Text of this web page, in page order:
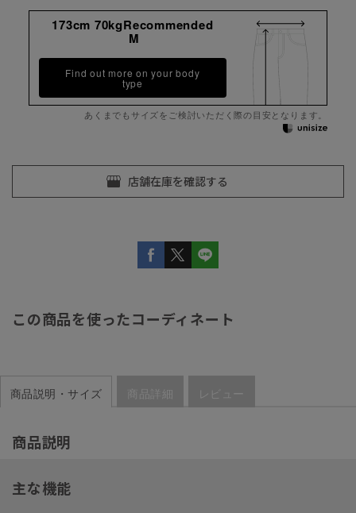
173cm 70kgRecommended
M
Find out more on your body
type
あくまでもサイズをご検討いただく際の目安となります。
この商品を使ったコーディネート
商品説明・サイズ 商品詳細 レビュー
商品説明
主な機能